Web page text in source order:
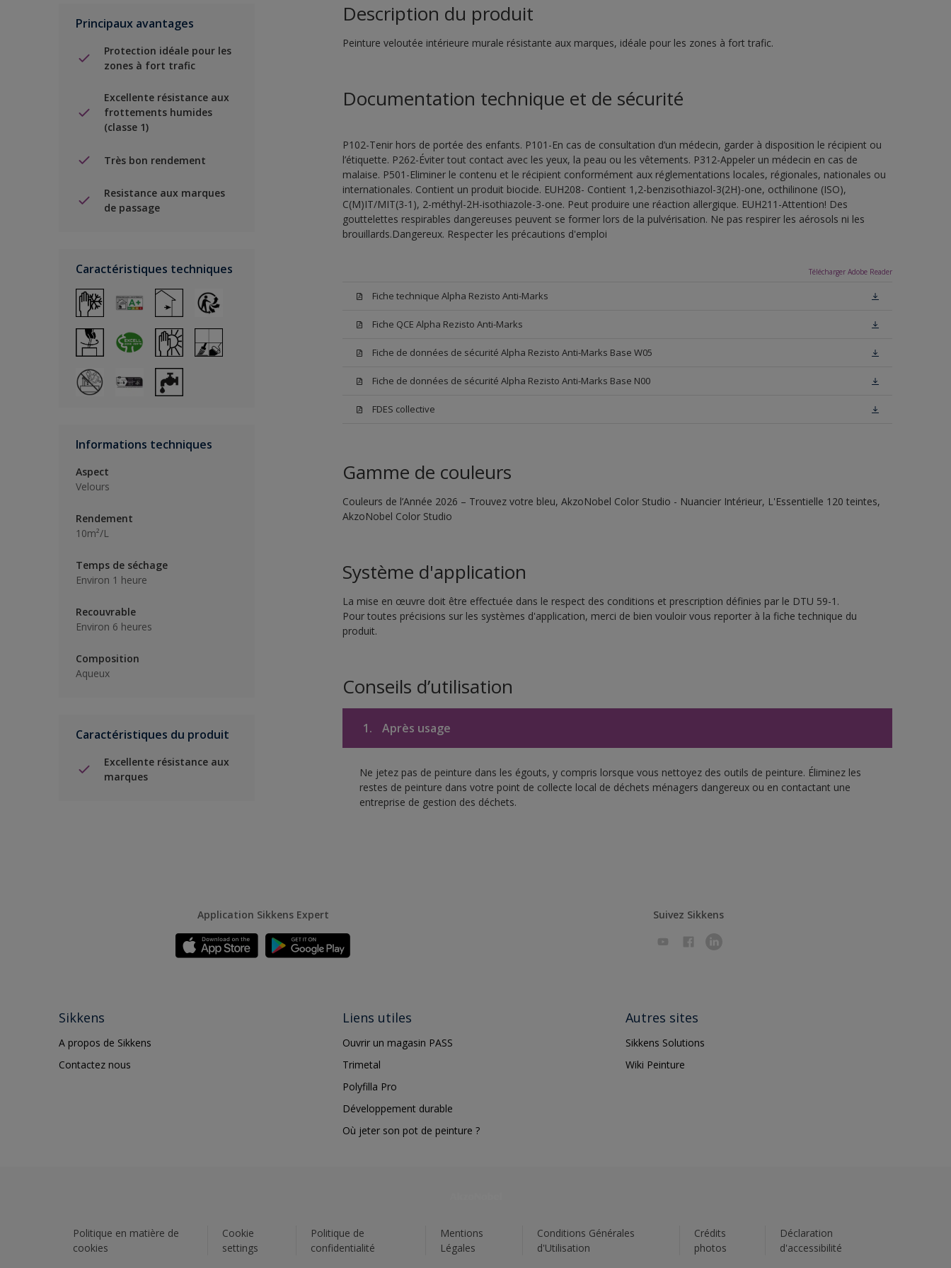
Principaux avantages
Protection idéale pour les
zones à fort trafic
Excellente résistance aux
frottements humides
(classe 1)
Très bon rendement
Resistance aux marques
de passage
Caractéristiques techniques
Informations techniques
Aspect
Velours
Rendement
10m²/L
Temps de séchage
Environ 1 heure
Recouvrable
Environ 6 heures
Composition
Aqueux
Caractéristiques du produit
Excellente résistance aux
marques
Description du produit
Peinture veloutée intérieure murale résistante aux marques, idéale pour les zones à fort trafic.
Documentation technique et de sécurité
P102-Tenir hors de portée des enfants. P101-En cas de consultation d’un médecin, garder à disposition le récipient ou
l’étiquette. P262-Éviter tout contact avec les yeux, la peau ou les vêtements. P312-Appeler un médecin en cas de
malaise. P501-Eliminer le contenu et le récipient conformément aux réglementations locales, régionales, nationales ou
internationales. Contient un produit biocide. EUH208- Contient 1,2-benzisothiazol-3(2H)-one, octhilinone (ISO),
C(M)IT/MIT(3-1), 2-méthyl-2H-isothiazole-3-one. Peut produire une réaction allergique. EUH211-Attention! Des
gouttelettes respirables dangereuses peuvent se former lors de la pulvérisation. Ne pas respirer les aérosols ni les
brouillards.Dangereux. Respecter les précautions d'emploi
Télécharger Adobe Reader
Fiche technique Alpha Rezisto Anti-Marks
Fiche QCE Alpha Rezisto Anti-Marks
Fiche de données de sécurité Alpha Rezisto Anti-Marks Base W05
Fiche de données de sécurité Alpha Rezisto Anti-Marks Base N00
FDES collective
Gamme de couleurs
Couleurs de l’Année 2026 – Trouvez votre bleu, AkzoNobel Color Studio - Nuancier Intérieur, L'Essentielle 120 teintes,
AkzoNobel Color Studio
Système d'application
La mise en œuvre doit être effectuée dans le respect des conditions et prescription définies par le DTU 59-1.
Pour toutes précisions sur les systèmes d'application, merci de bien vouloir vous reporter à la fiche technique du
produit.
Conseils d’utilisation
1. Après usage
Ne jetez pas de peinture dans les égouts, y compris lorsque vous nettoyez des outils de peinture. Éliminez les
restes de peinture dans votre point de collecte local de déchets ménagers dangereux ou en contactant une
entreprise de gestion des déchets.
Application Sikkens Expert Suivez Sikkens
Sikkens
A propos de Sikkens
Contactez nous
Liens utiles
Ouvrir un magasin PASS
Trimetal
Polyfilla Pro
Développement durable
Où jeter son pot de peinture ?
Autres sites
Sikkens Solutions
Wiki Peinture
Politique en matière de
cookies
Cookie
settings
Politique de
confidentialité
Mentions
Légales
Conditions Générales
d'Utilisation
Crédits
photos
Déclaration
d'accessibilité